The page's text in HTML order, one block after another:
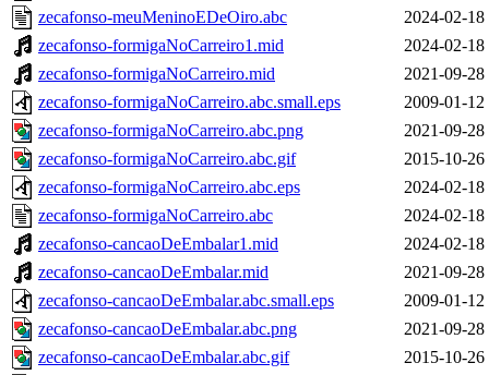
zecafonso-meuMeninoEDeOiro.abc
2024-02-18
zecafonso-formigaNoCarreiro1.mid
2024-02-18
zecafonso-formigaNoCarreiro.mid
2021-09-28
zecafonso-formigaNoCarreiro.abc.small.eps
2009-01-12
zecafonso-formigaNoCarreiro.abc.png
2021-09-28
zecafonso-formigaNoCarreiro.abc.gif
2015-10-26
zecafonso-formigaNoCarreiro.abc.eps
2024-02-18
zecafonso-formigaNoCarreiro.abc
2024-02-18
zecafonso-cancaoDeEmbalar1.mid
2024-02-18
zecafonso-cancaoDeEmbalar.mid
2021-09-28
zecafonso-cancaoDeEmbalar.abc.small.eps
2009-01-12
zecafonso-cancaoDeEmbalar.abc.png
2021-09-28
zecafonso-cancaoDeEmbalar.abc.gif
2015-10-26